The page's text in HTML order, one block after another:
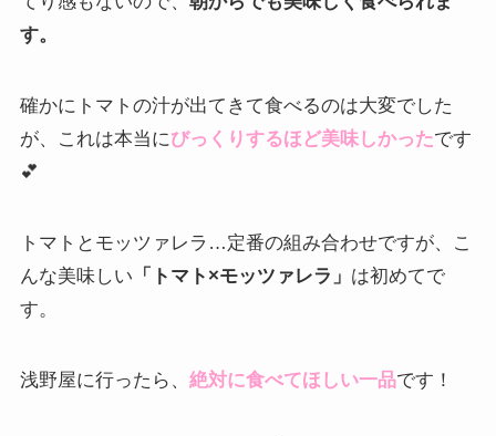
す。
確かにトマトの汁が出てきて食べるのは大変でした
が、これは本当にびっくりするほど美味しかったです
💕
トマトとモッツァレラ…定番の組み合わせですが、こ
んな美味しい 「トマト×モッツァレラ」 は初めてで
す。
浅野屋に行ったら、 絶対に食べてほしい一品です！